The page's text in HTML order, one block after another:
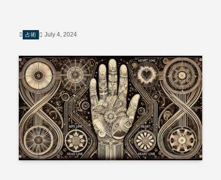
占術 July 4, 2024